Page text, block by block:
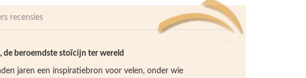
recensies
de beroemdste stoïcijn ter wereld
jaren een inspiratiebron voor velen, onder wie